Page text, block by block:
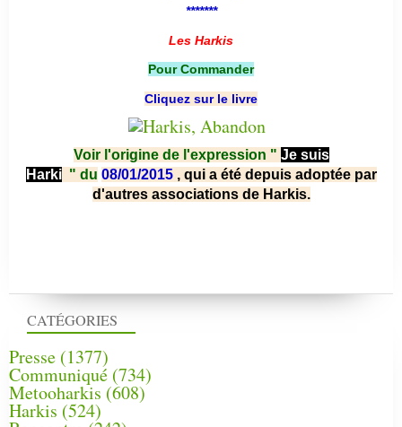
CATÉGORIES
Presse (1377)
Communiqué (734)
Metooharkis (608)
Harkis (524)
*******
Les Harkis
Pour Commander
Cliquez sur le livre
Voir l'origine de l'expression " Je suis
Harki " du 08/01/2015 , qui a été depuis adoptée par
d'autres associations de Harkis.